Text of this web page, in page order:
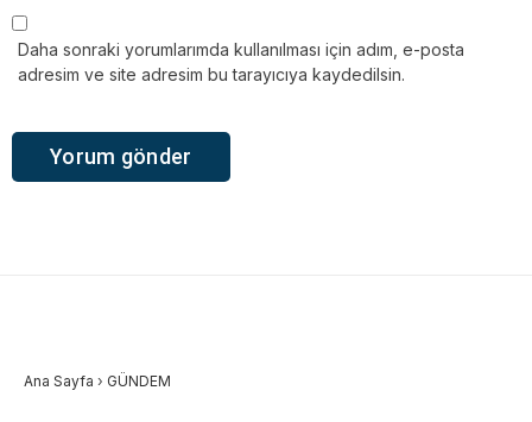
Daha sonraki yorumlarımda kullanılması için adım, e-posta
adresim ve site adresim bu tarayıcıya kaydedilsin.
Ana Sayfa › GÜNDEM